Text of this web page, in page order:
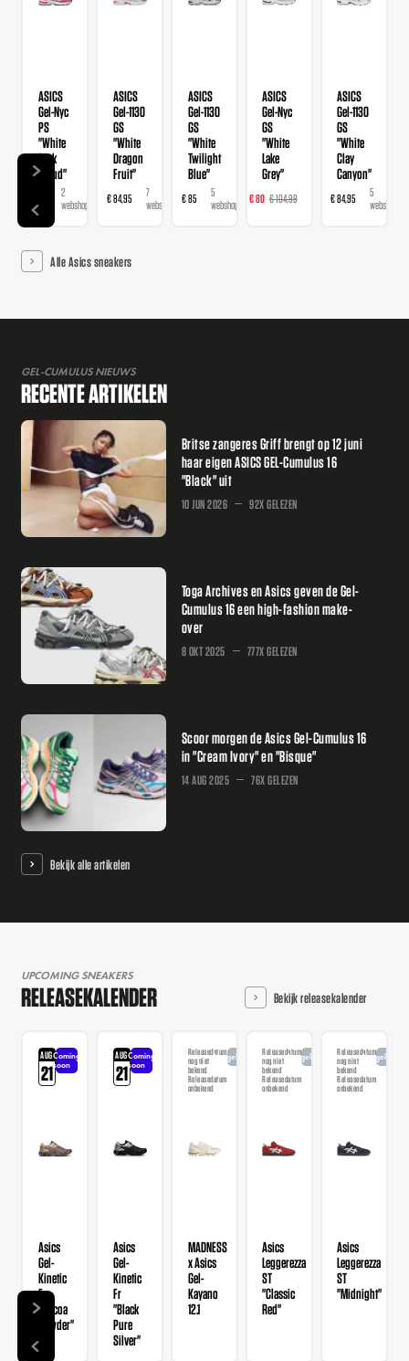
ASICS
Gel-Nyc
PS
"White
Pink
Cloud"
2
webshops
ASICS
Gel-1130
GS
"White
Dragon
Fruit"
€ 84,95
7
webshops
ASICS
Gel-1130
GS
"White
Twilight
Blue"
€ 85
5
webshops
ASICS
Gel-Nyc
GS
"White
Lake
Grey"
€ 80 € 104,99
webshops
ASICS
Gel-1130
GS
"White
Clay
Canyon"
€ 84,95
5
webshops
Alle Asics sneakers
GEL-CUMULUS NIEUWS
RECENTE ARTIKELEN
Britse zangeres Griff brengt op 12 juni
haar eigen ASICS GEL-Cumulus 16
"Black" uit
10 JUN 2026 92X GELEZEN
Toga Archives en Asics geven de Gel-
Cumulus 16 een high-fashion make-
over
8 OKT 2025 777X GELEZEN
Scoor morgen de Asics Gel-Cumulus 16
in "Cream Ivory" en "Bisque"
14 AUG 2025 76X GELEZEN
Bekijk alle artikelen
UPCOMING SNEAKERS
RELEASEKALENDER Bekijk releasekalender
AUG
21
Coming
soon
Asics
Gel-
Kinetic
Fr
"Cocoa
Powder"
AUG
21
Coming
soon
Asics
Gel-
Kinetic
Fr
"Black
Pure
Silver"
Releasedatum
nog niet
bekend
Releasedatum
onbekend
Aangekondigd
MADNESS
x Asics
Gel-
Kayano
12.1
Releasedatum
nog niet
bekend
Releasedatum
onbekend
Aangekondigd
Asics
Leggerezza
ST
"Classic
Red"
Releasedatum
nog niet
bekend
Releasedatum
onbekend
Asics
Leggerezza
ST
"Midnight"